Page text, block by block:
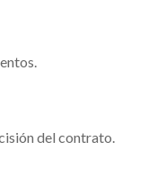
del contrato.